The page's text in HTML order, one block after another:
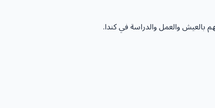
بالعيش والعمل والدراسة في كندا.